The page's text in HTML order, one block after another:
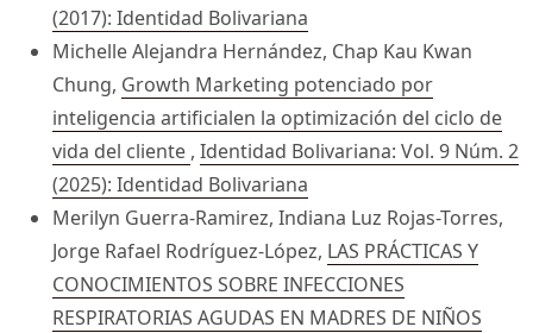
(2017): Identidad Bolivariana
Michelle Alejandra Hernández, Chap Kau Kwan
Chung, Growth Marketing potenciado por
inteligencia artificialen la optimización del ciclo de
vida del cliente , Identidad Bolivariana: Vol. 9 Núm. 2
(2025): Identidad Bolivariana
Merilyn Guerra-Ramirez, Indiana Luz Rojas-Torres,
Jorge Rafael Rodríguez-López, LAS PRÁCTICAS Y
CONOCIMIENTOS SOBRE INFECCIONES
RESPIRATORIAS AGUDAS EN MADRES DE NIÑOS